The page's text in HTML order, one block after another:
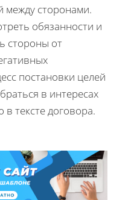
сторонами.
обязанности и
стороны от
постановки целей
в интересах
в тексте договора.